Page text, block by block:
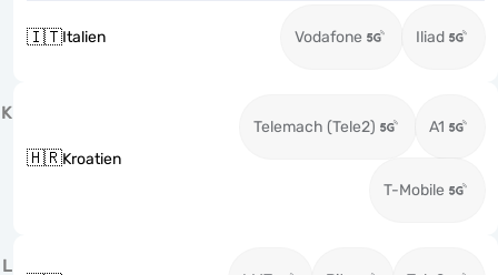
🇮🇹Italien Vodafone Iliad
K
🇭🇷Kroatien
Telemach (Tele2) A1
T-Mobile
L